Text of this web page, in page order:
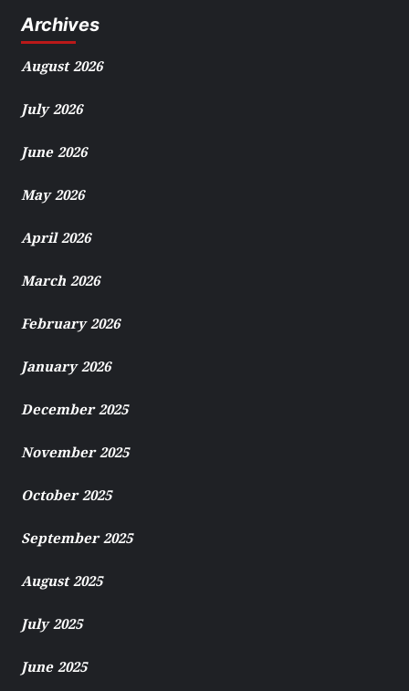
Archives
August 2026
July 2026
June 2026
May 2026
April 2026
March 2026
February 2026
January 2026
December 2025
November 2025
October 2025
September 2025
August 2025
July 2025
June 2025